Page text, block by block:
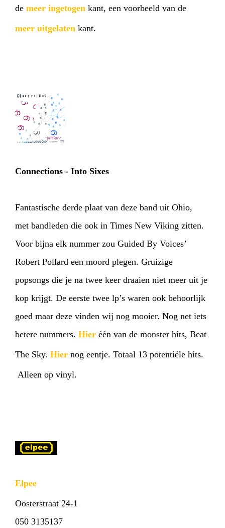
de meer ingetogen kant, een voorbeeld van de
meer uitgelaten kant.
Connections - Into Sixes
Fantastische derde plaat van deze band uit Ohio,
met bandleden die ook in Times New Viking zitten.
Voor bijna elk nummer zou Guided By Voices’
Robert Pollard een moord plegen. Gruizige
popsongs die je na twee keer draaien niet meer uit je
kop krijgt. De eerste twee lp’s waren ook behoorlijk
goed maar deze vinden wij nog mooier. Nog net iets
betere nummers. Hier één van de monster hits, Beat
The Sky. Hier nog eentje. Totaal 13 potentiële hits.
Alleen op vinyl.
Elpee
Oosterstraat 24-1
050 3135137